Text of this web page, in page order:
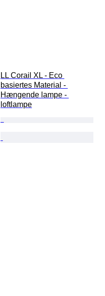
LL Corail XL - Eco
basiertes Material -
Hængende lampe -
loftlampe